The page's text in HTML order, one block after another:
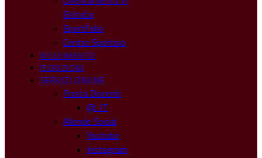
Entrata
Eportfolio
Centro Sportivo
RICEVIMENTO
ISCRIZIONI
SERVIZI ONLINE
Posta Docenti
@ .IT
Allende Social
Youtube
Instagram